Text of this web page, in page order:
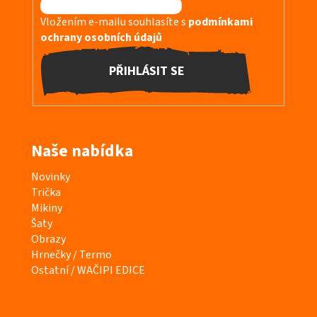
Vložením e-mailu souhlasíte s podmínkami
ochrany osobních údajů
PŘIHLÁSIT SE
Naše nabídka
K
a
t
e
g
o
r
Novinky
Trička
Mikiny
Šaty
Obrazy
Hrnečky / Termo
Ostatní / WAČIPI EDICE